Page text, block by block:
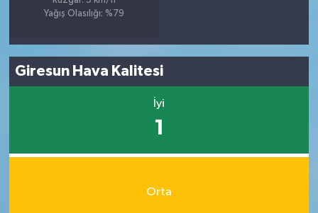
Yağış Olasılığı: %79
Giresun Hava Kalitesi
İyi
1
Orta